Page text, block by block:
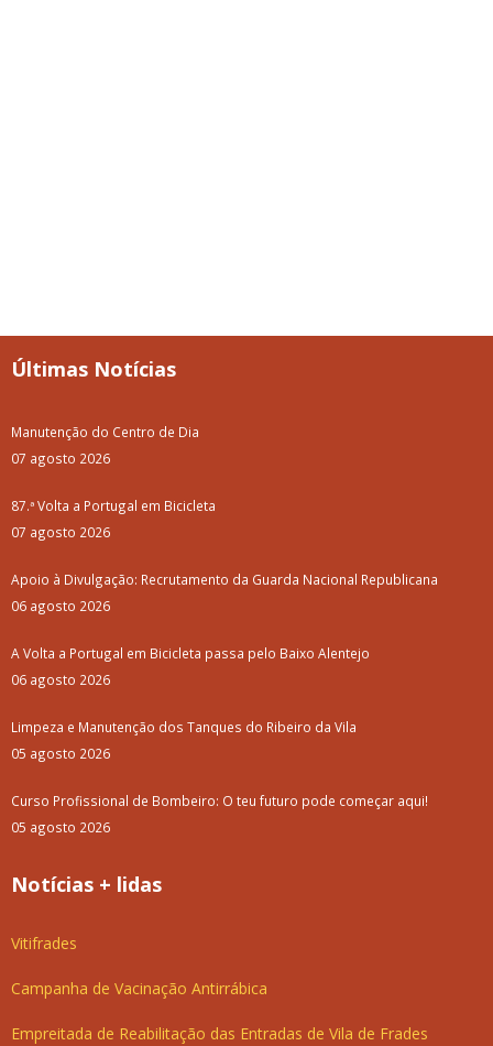
Últimas Notícias
Manutenção do Centro de Dia
07 agosto 2026
87.ª Volta a Portugal em Bicicleta
07 agosto 2026
Apoio à Divulgação: Recrutamento da Guarda Nacional Republicana
06 agosto 2026
A Volta a Portugal em Bicicleta passa pelo Baixo Alentejo
06 agosto 2026
Limpeza e Manutenção dos Tanques do Ribeiro da Vila
05 agosto 2026
Curso Profissional de Bombeiro: O teu futuro pode começar aqui!
05 agosto 2026
Notícias + lidas
Vitifrades
Campanha de Vacinação Antirrábica
Empreitada de Reabilitação das Entradas de Vila de Frades